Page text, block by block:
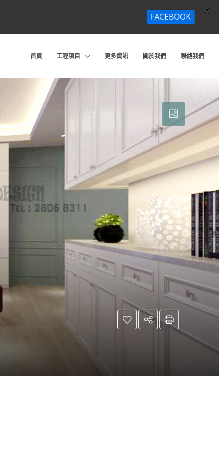
首頁 工程項目 更多資訊 關於我們 聯絡我們
FACEBOOK
X